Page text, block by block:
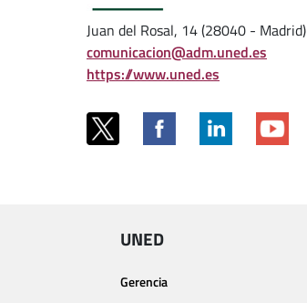
Juan del Rosal, 14 (28040 - Madrid)
comunicacion@adm.uned.es
https://www.uned.es
UNED
Gerencia